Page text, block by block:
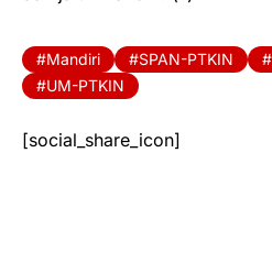
Mandiri SPAN-PTKIN
UM-PTKIN
[social_share_icon]